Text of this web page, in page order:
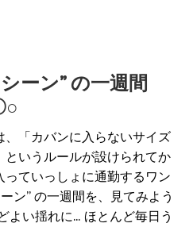
ーン” の一週間
○
「カバンに入らないサイズ
いうルールが設けられてか
ていっしょに通勤するワン
ン” の一週間を、見てみよう
い揺れに... ほとんど毎日う